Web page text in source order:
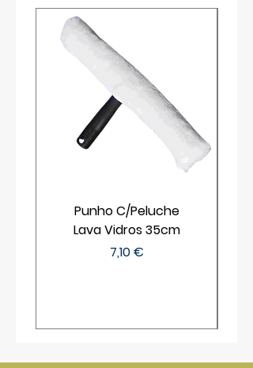
Punho C/Peluche
Lava Vidros 35cm
Preço
7,10 €